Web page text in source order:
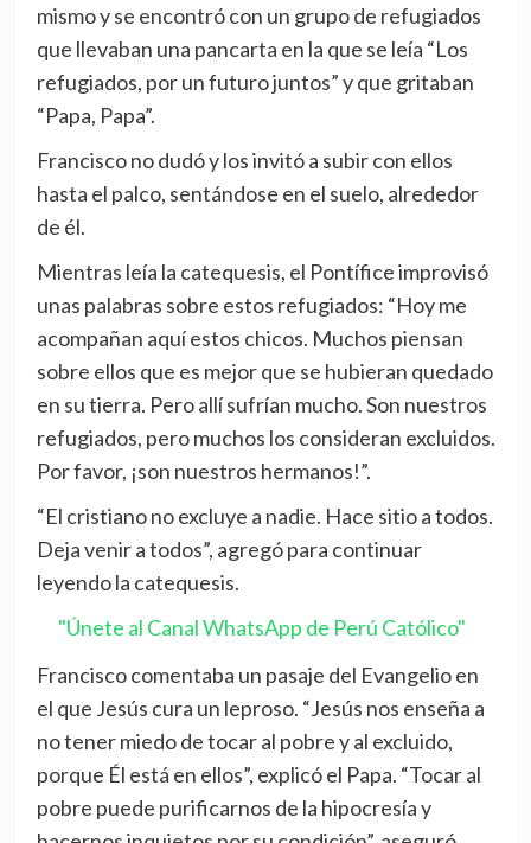
mismo y se encontró con un grupo de refugiados
que llevaban una pancarta en la que se leía “Los
refugiados, por un futuro juntos” y que gritaban
“Papa, Papa”.
Francisco no dudó y los invitó a subir con ellos
hasta el palco, sentándose en el suelo, alrededor
de él.
Mientras leía la catequesis, el Pontífice improvisó
unas palabras sobre estos refugiados: “Hoy me
acompañan aquí estos chicos. Muchos piensan
sobre ellos que es mejor que se hubieran quedado
en su tierra. Pero allí sufrían mucho. Son nuestros
refugiados, pero muchos los consideran excluidos.
Por favor, ¡son nuestros hermanos!”.
“El cristiano no excluye a nadie. Hace sitio a todos.
Deja venir a todos”, agregó para continuar
leyendo la catequesis.
"Únete al Canal WhatsApp de Perú Católico"
Francisco comentaba un pasaje del Evangelio en
el que Jesús cura un leproso. “Jesús nos enseña a
no tener miedo de tocar al pobre y al excluido,
porque Él está en ellos”, explicó el Papa. “Tocar al
pobre puede purificarnos de la hipocresía y